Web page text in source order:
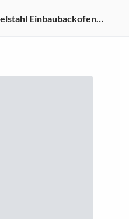
Einbaubackofen